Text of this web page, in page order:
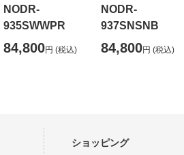
NODR-
935SWWPR
84,800円 (税込)
NODR-
937SNSNB
84,800円 (税込)
ショッピング